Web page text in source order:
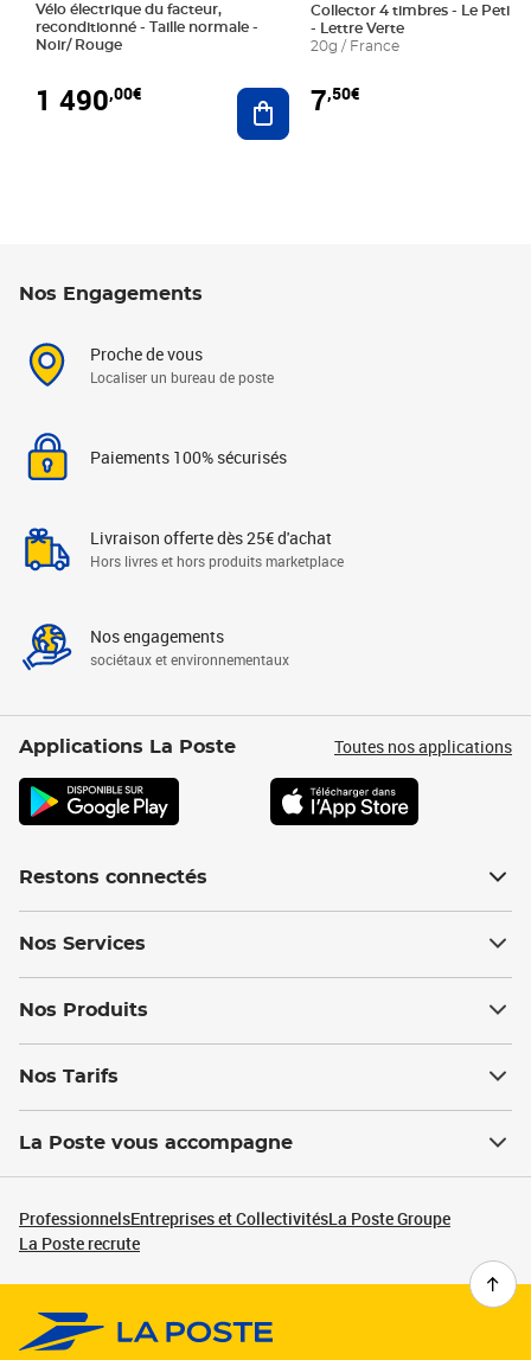
Vélo électrique du facteur,
reconditionné - Taille normale -
Noir/ Rouge
1 490,00€ Ajouter au panier
Collector 4 timbres - Le Petit
- Lettre Verte
20g / France
7,50€
Nos Engagements
Proche de vous
Localiser un bureau de poste
Paiements 100% sécurisés
Livraison offerte dès 25€ d'achat
Hors livres et hors produits marketplace
Nos engagements
sociétaux et environnementaux
Applications La Poste Toutes nos applications
Restons connectés
Nos Services
Nos Produits
Nos Tarifs
La Poste vous accompagne
ProfessionnelsEntreprises et CollectivitésLa Poste Groupe
La Poste recrute